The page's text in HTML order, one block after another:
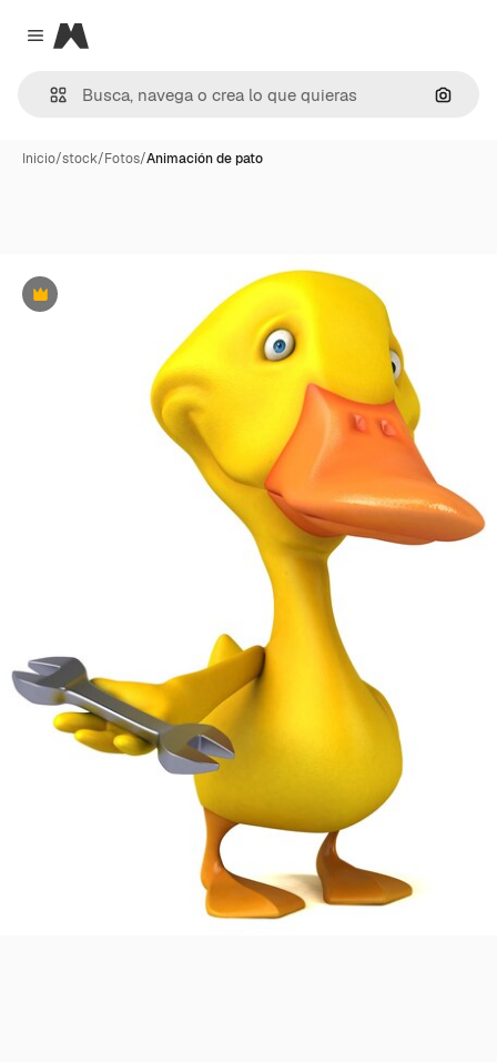
Close menu
Magnific
Inicio/stock/Fotos/Animación de pato
Premium